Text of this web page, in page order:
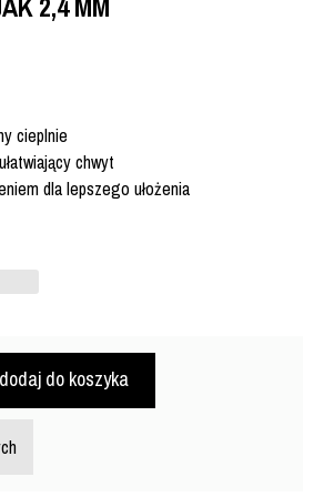
cieplnie
chwyt
dla lepszego ułożenia
dodaj do koszyka